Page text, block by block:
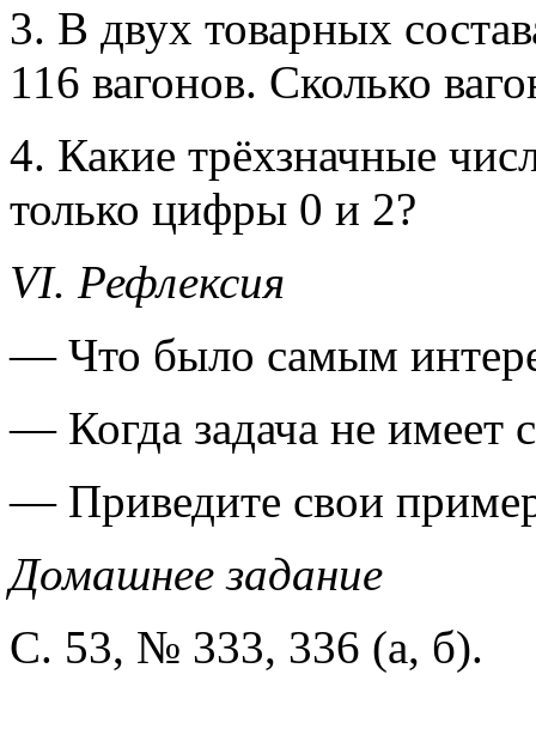
3. В двух товарных
116 вагонов. Сколько
4. Какие трёхзначные
только цифры 0 и 2?
VI. Рефлексия
— Что было самым
— Когда задача не имеет
— Приведите свои
Домашнее задание
С. 53, № 333, 336 (а, б).